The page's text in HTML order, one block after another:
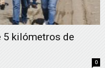
5 kilómetros de
0